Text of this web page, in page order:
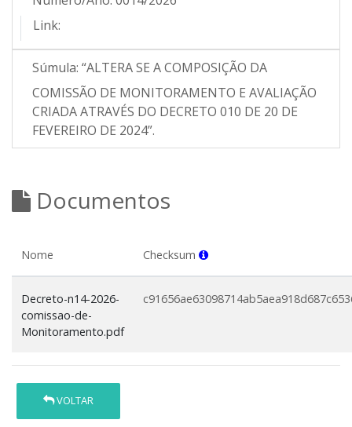
Link:
Súmula: “ALTERA SE A COMPOSIÇÃO DA
COMISSÃO DE MONITORAMENTO E AVALIAÇÃO
CRIADA ATRAVÉS DO DECRETO 010 DE 20 DE
FEVEREIRO DE 2024”.
Documentos
Nome Checksum
Decreto-n14-2026-
comissao-de-
Monitoramento.pdf
VOLTAR